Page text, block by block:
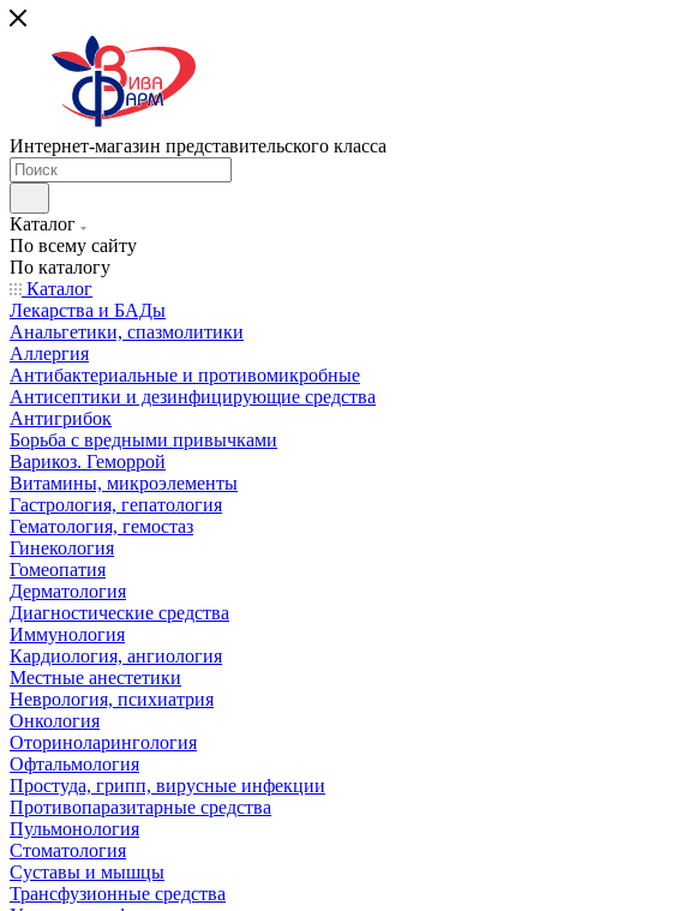
Интернет-магазин представительского класса
Каталог
По всему сайту
По каталогу
Каталог
Лекарства и БАДы
Анальгетики, спазмолитики
Аллергия
Антибактериальные и противомикробные
Антисептики и дезинфицирующие средства
Антигрибок
Борьба с вредными привычками
Варикоз. Геморрой
Витамины, микроэлементы
Гастрология, гепатология
Гематология, гемостаз
Гинекология
Гомеопатия
Дерматология
Диагностические средства
Иммунология
Кардиология, ангиология
Местные анестетики
Неврология, психиатрия
Онкология
Оториноларингология
Офтальмология
Простуда, грипп, вирусные инфекции
Противопаразитарные средства
Пульмонология
Стоматология
Суставы и мышцы
Трансфузионные средства